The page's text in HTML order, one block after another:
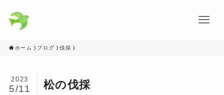
ホーム ブログ 伐採
松の伐採
2023
5/11